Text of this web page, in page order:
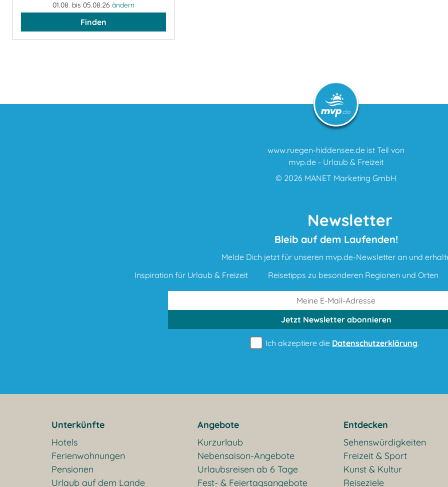
01.08. bis 05.08.26 ändern
Finden
www.ruegen-hiddensee.de ist Teil von
mvp.de - Urlaub & Freizeit
© 2026 MANET Marketing GmbH
Newsletter
Bleib auf dem Laufenden!
Melde Dich jetzt für unseren mvp.de-Newsletter an und
Inspiration für Urlaub & Freizeit
Reisetipps zu besonderen Regionen und Orten
Jetzt Newsletterabonnieren
Ich akzeptiere die Datenschutzerklärung.
Unterkünfte
Hotels
Ferienwohnungen
Pensionen
Urlaub auf dem Lande
Angebote
Kurzurlaub
Nebensaison-Angebote
Urlaubsreisen ab 6 Tage
Fest- & Feiertagsangebote
Entdecken
Sehenswürdigkeiten
Freizeit & Sport
Kunst & Kultur
Reiseziele